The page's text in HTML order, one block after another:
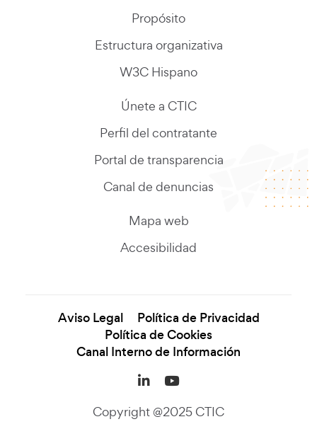
Propósito
Estructura organizativa
W3C Hispano
Únete a CTIC
Perfil del contratante
Portal de transparencia
Canal de denuncias
Mapa web
Accesibilidad
Aviso Legal
Política de Privacidad
Política de Cookies
Canal Interno de Información
LinkedIn (se abre en
YouTube (se abre
Copyright @2025 CTIC